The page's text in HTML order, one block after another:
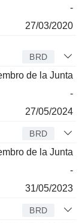
-
27/03/2020
BRD
de la Junta
-
27/05/2024
BRD
de la Junta
-
31/05/2023
BRD